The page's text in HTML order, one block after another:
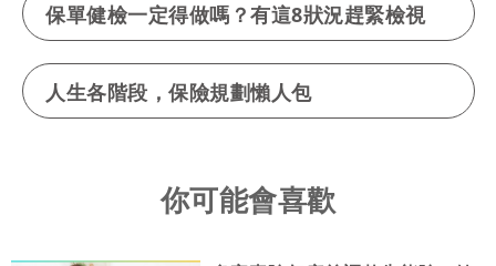
保單健檢一定得做嗎？有這8狀況趕緊檢視
人生各階段，保險規劃懶人包
你可能會喜歡